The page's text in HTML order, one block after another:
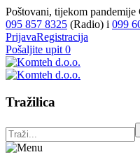
Poštovani, tijekom
095 857 8325 (Radio) i 099
PrijavaRegistracija
Pošaljite upit 0
Tražilica